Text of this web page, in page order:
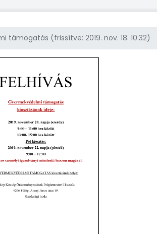
támogatás (frissítve: 2019. nov. 18. 10:32)